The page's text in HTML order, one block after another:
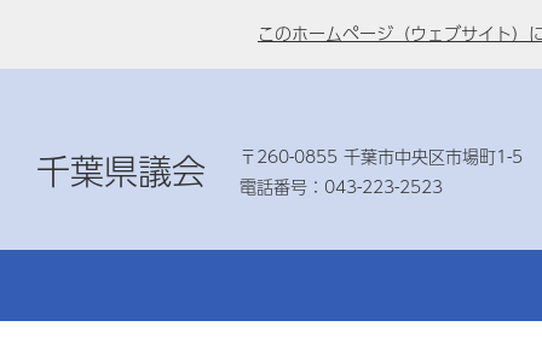
このホームページ（ウェブサイト）
千葉県議会
〒260-0855 千葉市中央区市場町1-5
電話番号：043-223-2523